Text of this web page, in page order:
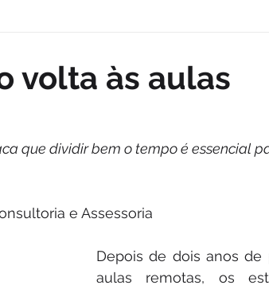
volta às aulas
que dividir bem o tempo é essencial
e Assessoria
Depois de dois anos de
aulas remotas, os